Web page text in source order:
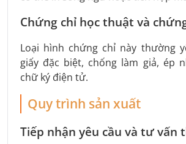
Chứng chỉ học thuật và
Loại hình chứng chỉ này thường
giấy đặc biệt, chống làm giả, ép
chữ ký điện tử.
Quy trình sản xuất
Tiếp nhận yêu cầu và tư vấn